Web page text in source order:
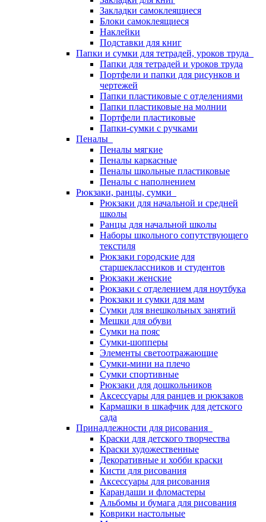
Закладки самоклеящиеся
Блоки самоклеящиеся
Наклейки
Подставки для книг
Папки и сумки для тетрадей, уроков труда
Папки для тетрадей и уроков труда
Портфели и папки для рисунков и
чертежей
Папки пластиковые с отделениями
Папки пластиковые на молнии
Портфели пластиковые
Папки-сумки с ручками
Пеналы
Пеналы мягкие
Пеналы каркасные
Пеналы школьные пластиковые
Пеналы с наполнением
Рюкзаки, ранцы, сумки
Рюкзаки для начальной и средней
школы
Ранцы для начальной школы
Наборы школьного сопутствующего
текстиля
Рюкзаки городские для
старшеклассников и студентов
Рюкзаки женские
Рюкзаки с отделением для ноутбука
Рюкзаки и сумки для мам
Сумки для внешкольных занятий
Мешки для обуви
Сумки на пояс
Сумки-шопперы
Элементы светоотражающие
Сумки-мини на плечо
Сумки спортивные
Рюкзаки для дошкольников
Аксессуары для ранцев и рюкзаков
Кармашки в шкафчик для детского
сада
Принадлежности для рисования
Краски для детского творчества
Краски художественные
Декоративные и хобби краски
Кисти для рисования
Аксессуары для рисования
Карандаши и фломастеры
Альбомы и бумага для рисования
Коврики настольные